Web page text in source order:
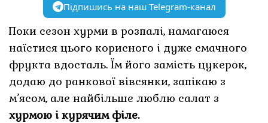
Підпишись на наш Telegram-канал
Поки сезон хурми в розпалі, намагаюся
наїстися цього корисного і дуже смачного
фрукта вдосталь. Їм його замість цукерок,
додаю до ранкової вівсянки, запікаю з
м’ясом, але найбільше люблю салат з
хурмою і курячим філе.